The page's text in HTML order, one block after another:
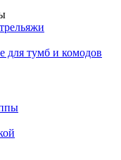
для тумб и комодов